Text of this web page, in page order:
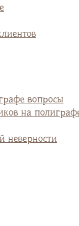
вопросы
на
неверности